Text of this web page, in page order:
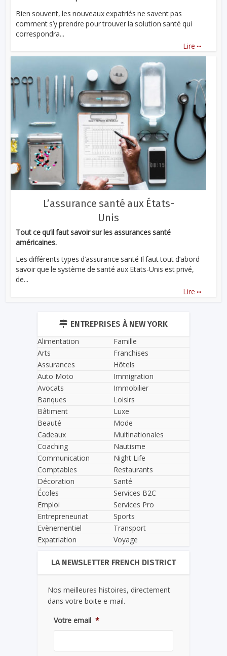
Bien souvent, les nouveaux expatriés ne savent pas
comment s’y prendre pour trouver la solution santé qui
correspondra...
Lire ...
L’assurance santé aux États-
Unis
Tout ce qu’il faut savoir sur les assurances santé
américaines.
Les différents types d’assurance santé Il faut tout d’abord
savoir que le système de santé aux Etats-Unis est privé,
de...
Lire ...
ENTREPRISES À NEW YORK
Alimentation
Arts
Assurances
Auto Moto
Avocats
Banques
Bâtiment
Beauté
Cadeaux
Coaching
Communication
Comptables
Décoration
Écoles
Emploi
Entrepreneuriat
Evènementiel
Expatriation
Famille
Franchises
Hôtels
Immigration
Immobilier
Loisirs
Luxe
Mode
Multinationales
Nautisme
Night Life
Restaurants
Santé
Services B2C
Services Pro
Sports
Transport
Voyage
LA NEWSLETTER FRENCH DISTRICT
Nos meilleures histoires, directement
dans votre boite e-mail.
Votre email *